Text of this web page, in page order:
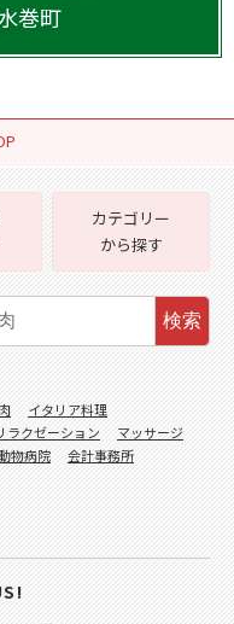
巻町
カテゴリー
から探す
検索
イタリア料理
ラクゼーション
マッサージ
物病院
会計事務所